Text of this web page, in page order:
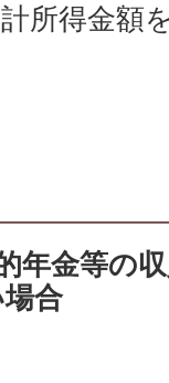
所得金額
金等の
合